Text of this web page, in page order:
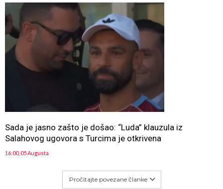
Sada je jasno zašto je došao: “Luda” klauzula iz
Salahovog ugovora s Turcima je otkrivena
16:00, 05 Augusta
Pročitajte povezane članke